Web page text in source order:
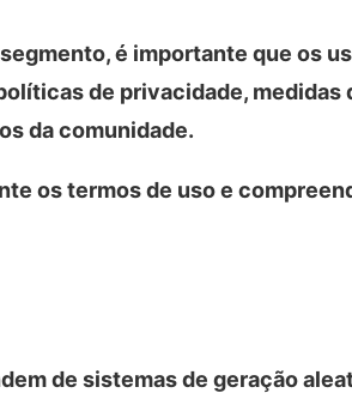
é importante que os
de privacidade, medidas
da comunidade.
os termos de uso e
de sistemas de geração